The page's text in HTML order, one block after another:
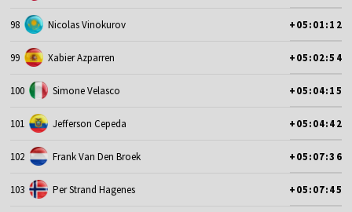
98 Nicolas Vinokurov +05:01:12
99 Xabier Azparren +05:02:54
100 Simone Velasco +05:04:15
101 Jefferson Cepeda +05:04:42
102 Frank Van Den Broek +05:07:36
103 Per Strand Hagenes +05:07:45